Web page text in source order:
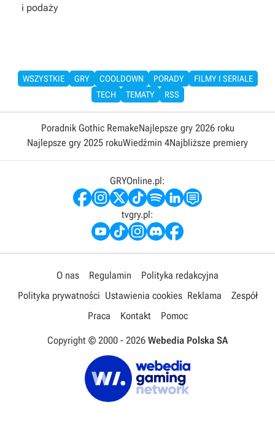
i podaży
WSZYSTKIE GRY COOLDOWN PORADY
FILMY I SERIALE
TECH
TEMATY RSS
Poradnik Gothic RemakeNajlepsze gry 2026 roku
Najlepsze gry 2025 rokuWiedźmin 4Najbliższe premiery
GRYOnline.pl:
tvgry.pl:
O nas Regulamin
Polityka redakcyjna
Polityka prywatności Ustawienia cookies Reklama
Zespół
Praca
Kontakt Pomoc
Copyright © 2000 - 2026 Webedia Polska SA